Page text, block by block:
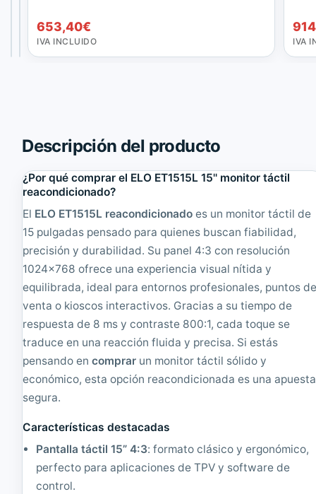
c
l
1
6
9
|
R
a
c
o
d
c
o
a
o
original
era:
181,50€.
precio
actual
es:
INCLUIDO
T
T
c
t
i
l
|
N
u
e
o
IVA
INCLUIDO
653,40€
IVA INCLUIDO IVA
Descripción del producto
¿Por qué comprar el ELO ET1515L 15'' monitor táctil
reacondicionado?
El ELO ET1515L reacondicionado es un monitor táctil de
15 pulgadas pensado para quienes buscan fiabilidad,
precisión y durabilidad. Su panel 4:3 con resolución
1024x768 ofrece una experiencia visual nítida y
equilibrada, ideal para entornos profesionales, puntos
venta o kioscos interactivos. Gracias a su tiempo de
respuesta de 8 ms y contraste 800:1, cada toque se
traduce en una reacción fluida y precisa. Si estás
pensando encomprar un monitor táctil sólido y
económico, esta opción reacondicionada es una apuesta
segura.
Características destacadas
Pantalla táctil 15” 4:3: formato clásico y ergonómico,
perfecto para aplicaciones de TPV y software de
control.